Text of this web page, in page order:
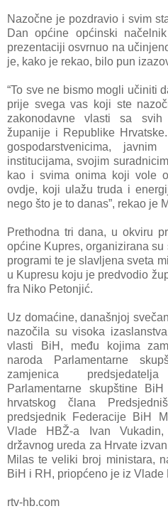
Nazočne je pozdravio i svim
Dan općine općinski
prezentaciji osvrnuo na
je, kako je rekao, bilo pun
“To sve ne bismo mogli učiniti
prije svega vas koji ste
zakonodavne vlasti sa svih
županije i Republike
gospodarstvenicima, javnim
institucijama, svojim
kao i svima onima koji vole
ovdje, koji ulažu truda i
nego što je to danas”, rekao je
Prethodna tri dana, u okviru
općine Kupres, organizirana
programi te je slavljena sveta
u Kupresu koju je predvodio
fra Niko Petonjić.
Uz domaćine, današnjoj
nazočila su visoka
vlasti BiH, među kojima
naroda Parlamentarne
zamjenica
Parlamentarne skupštine
hrvatskog člana
predsjednik Federacije BiH
Vlade HBŽ-a Ivan
državnog ureda za Hrvate
Milas te veliki broj ministara,
BiH i RH, priopćeno je iz
rtv-hb.com